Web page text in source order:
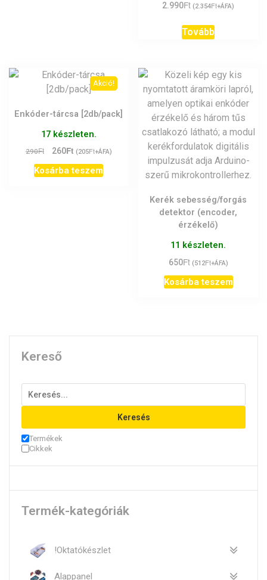
2.990Ft (2.354Ft+ÁFA)
Tovább
Akció!
Enkóder-tárcsa [2db/pack]
17 készleten.
290Ft
Original
price
was:
260FtCurrent
price
is:
(205Ft+ÁFA)
Kosárba teszem
Kerék sebesség/forgás
detektor (encoder,
érzékelő)
11 készleten.
650Ft (512Ft+ÁFA)
Kosárba teszem
Kereső
Keresés
Termékek
Cikkek
Termék-kategóriák
!Oktatókészlet
Alappanel